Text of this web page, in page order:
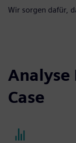
Wir sorgen dafür,
Analyse
Case